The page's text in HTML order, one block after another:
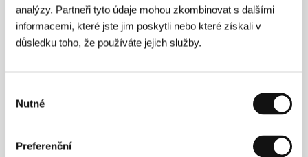
analýzy. Partneři tyto údaje mohou zkombinovat s dalšími
informacemi, které jste jim poskytli nebo které získali v
důsledku toho, že používáte jejich služby.
souhlasu
Nutné
Preferenční
V krajinách ticha /Nikolaj a Ludmila/
(V krajinách ticha /Nikolaj a Ludmila/)
Ženy SHR
Režie: Martin Dušek, Ondřej Provazník / Česká republika,
2010, 58 min